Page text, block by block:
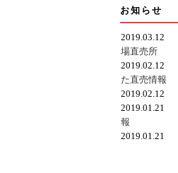
お知らせ
2019.03.12
場直売所
2019.02.12
た直売情報
2019.02.12
2019.01.21
報
2019.01.21